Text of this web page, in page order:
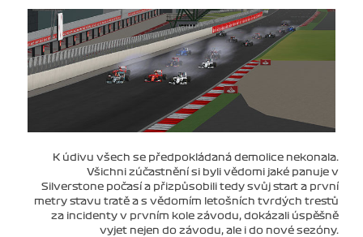
K údivu všech se předpokládaná demolice nekonala.
Všichni zúčastnění si byli vědomi jaké panuje v
Silverstone počasí a přizpůsobili tedy svůj start a první
metry stavu tratě a s vědomím letošních tvrdých trestů
za incidenty v prvním kole závodu, dokázali úspěšně
vyjet nejen do závodu, ale i do nové sezóny.